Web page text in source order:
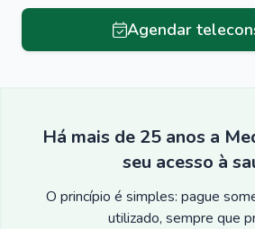
Agendar
Há mais de 25 anos a
seu acesso à
O princípio é simples: pague
utilizado, sempre que